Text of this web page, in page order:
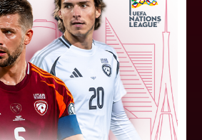
handikapu, RFS
savas spēles UEFA
kvalifikācijas trešajā kārtā
klubi. FC RFS izbraukumā ar
"Jablonec"...
06. augusts 2026.